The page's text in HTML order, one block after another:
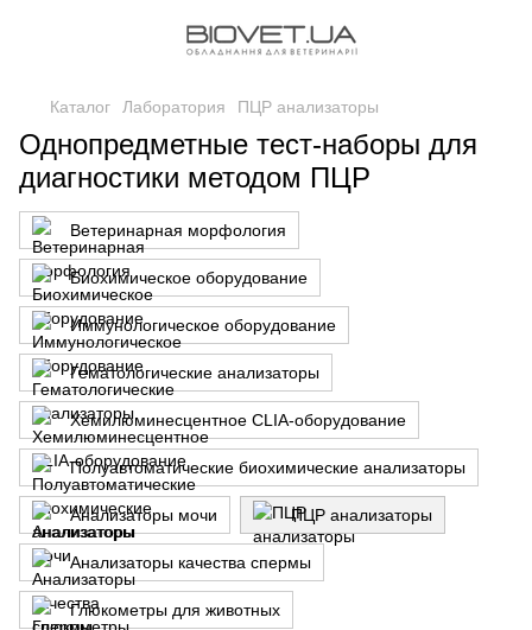
Каталог Лаборатория ПЦР анализаторы
Однопредметные тест-наборы для
диагностики методом ПЦР
Ветеринарная морфология
Биохимическое оборудование
Иммунологическое оборудование
Гематологические анализаторы
Хемилюминесцентное CLIA-оборудование
Полуавтоматические биохимические анализаторы
Анализаторы мочи ПЦР анализаторы
Анализаторы качества спермы
Глюкометры для животных